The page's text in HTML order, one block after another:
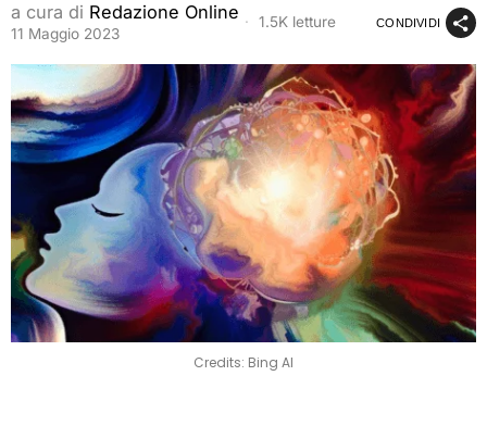
a cura di Redazione Online
11 Maggio 2023
1.5K letture CONDIVIDI
Credits: Bing AI